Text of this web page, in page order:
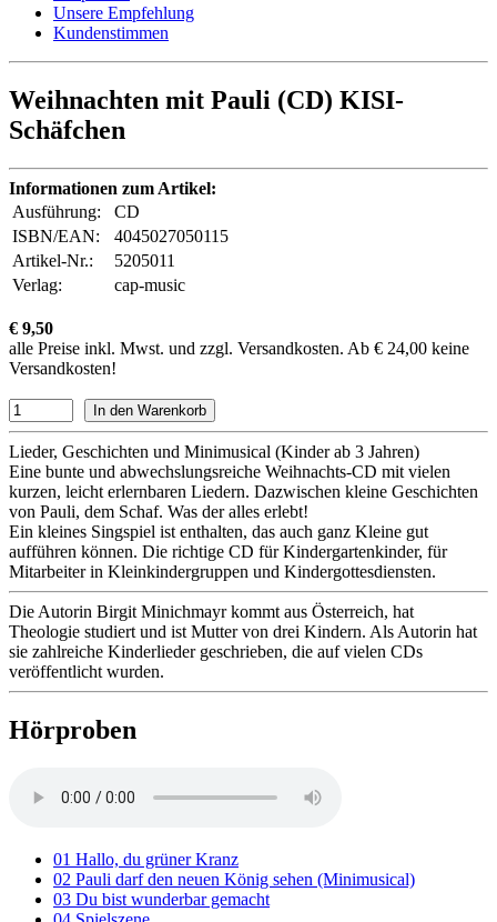
Unsere Empfehlung
Kundenstimmen
Weihnachten mit Pauli (CD) KISI-
Schäfchen
Informationen zum Artikel:
Ausführung:
CD
ISBN/EAN:
4045027050115
Artikel-Nr.:
5205011
Verlag:
cap-music
€ 9,50
alle Preise inkl. Mwst. und zzgl. Versandkosten. Ab € 24,00 keine
Versandkosten!
Lieder, Geschichten und Minimusical (Kinder ab 3 Jahren)
Eine bunte und abwechslungsreiche Weihnachts-CD mit vielen
kurzen, leicht erlernbaren Liedern. Dazwischen kleine Geschichten
von Pauli, dem Schaf. Was der alles erlebt!
Ein kleines Singspiel ist enthalten, das auch ganz Kleine gut
aufführen können. Die richtige CD für Kindergartenkinder, für
Mitarbeiter in Kleinkindergruppen und Kindergottesdiensten.
Die Autorin Birgit Minichmayr kommt aus Österreich, hat
Theologie studiert und ist Mutter von drei Kindern. Als Autorin hat
sie zahlreiche Kinderlieder geschrieben, die auf vielen CDs
veröffentlicht wurden.
Hörproben
01 Hallo, du grüner Kranz
02 Pauli darf den neuen König sehen (Minimusical)
03 Du bist wunderbar gemacht